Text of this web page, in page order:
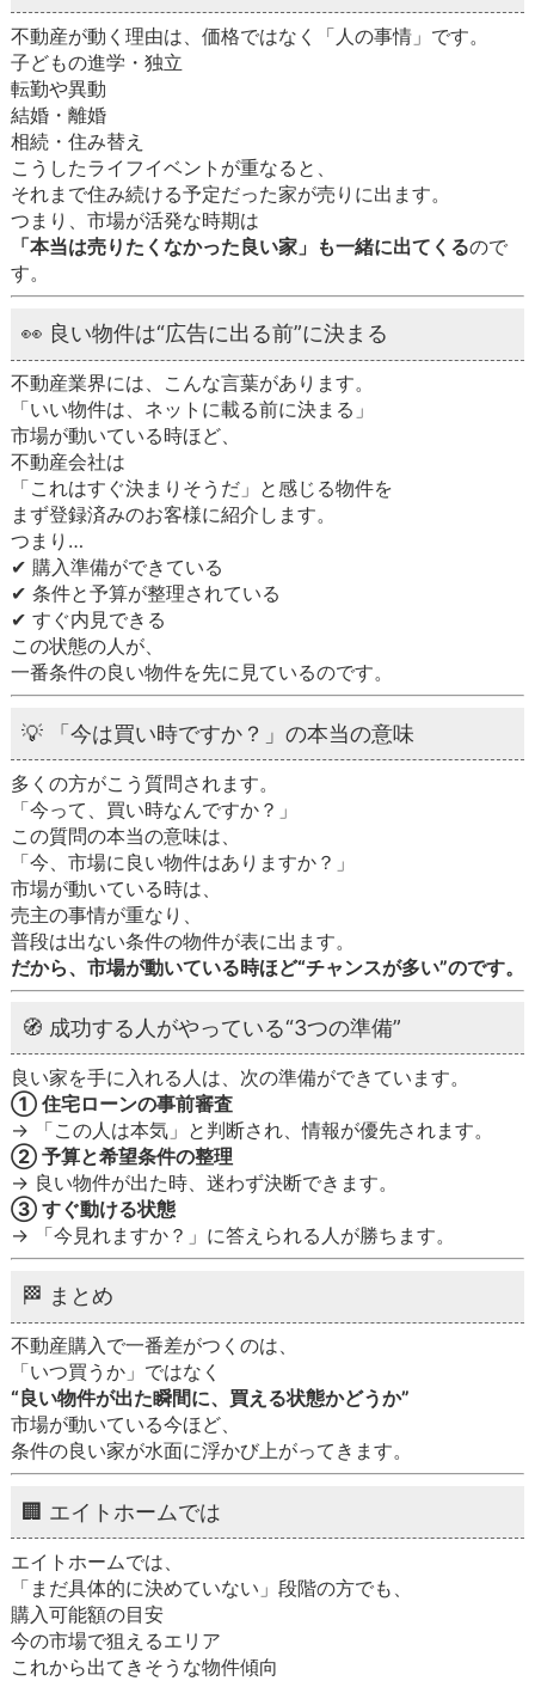
不動産が動く理由は、価格ではなく「人の事情」です。
子どもの進学・独立
転勤や異動
結婚・離婚
相続・住み替え
こうしたライフイベントが重なると、
それまで住み続ける予定だった家が売りに出ます。
つまり、市場が活発な時期は
「本当は売りたくなかった良い家」も一緒に出てくるので
す。
👀 良い物件は“広告に出る前”に決まる
不動産業界には、こんな言葉があります。
「いい物件は、ネットに載る前に決まる」
市場が動いている時ほど、
不動産会社は
「これはすぐ決まりそうだ」と感じる物件を
まず登録済みのお客様に紹介します。
つまり…
✔ 購入準備ができている
✔ 条件と予算が整理されている
✔ すぐ内見できる
この状態の人が、
一番条件の良い物件を先に見ているのです。
💡 「今は買い時ですか？」の本当の意味
多くの方がこう質問されます。
「今って、買い時なんですか？」
この質問の本当の意味は、
「今、市場に良い物件はありますか？」
市場が動いている時は、
売主の事情が重なり、
普段は出ない条件の物件が表に出ます。
だから、市場が動いている時ほど“チャンスが多い”のです。
🧭 成功する人がやっている“3つの準備”
良い家を手に入れる人は、次の準備ができています。
① 住宅ローンの事前審査
→ 「この人は本気」と判断され、情報が優先されます。
② 予算と希望条件の整理
→ 良い物件が出た時、迷わず決断できます。
③ すぐ動ける状態
→ 「今見れますか？」に答えられる人が勝ちます。
🏁 まとめ
不動産購入で一番差がつくのは、
「いつ買うか」ではなく
“良い物件が出た瞬間に、買える状態かどうか”
市場が動いている今ほど、
条件の良い家が水面に浮かび上がってきます。
🏢 エイトホームでは
エイトホームでは、
「まだ具体的に決めていない」段階の方でも、
購入可能額の目安
今の市場で狙えるエリア
これから出てきそうな物件傾向